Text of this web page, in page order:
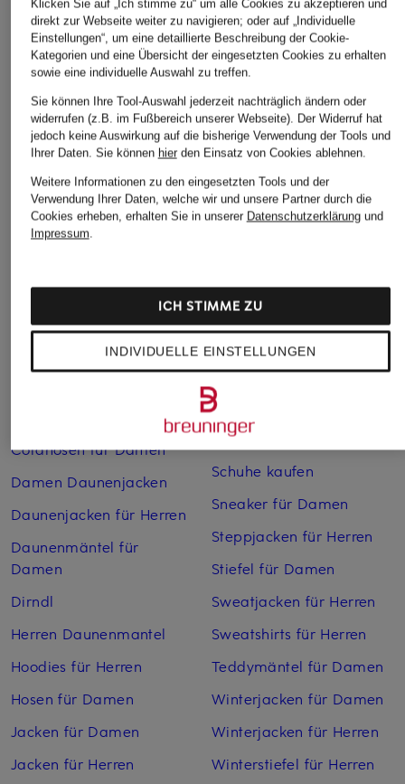
Weitere Kategorien
Bikinis Damen
Cargohosen für Herren
Chelsea Boots für Herren
Cordhosen für Damen
Damen Daunenjacken
Daunenjacken für Herren
Daunenmäntel für
Damen
Dirndl
Herren Daunenmantel
Hoodies für Herren
Hosen für Damen
Jacken für Damen
Jacken für Herren
Mäntel für Herren
Pullover für Herren
Rollkragenpullover für
Herren
Sandalen für Damen
Schuhe kaufen
Sneaker für Damen
Steppjacken für Herren
Stiefel für Damen
Sweatjacken für Herren
Sweatshirts für Herren
Teddymäntel für Damen
Winterjacken für Damen
Winterjacken für Herren
Winterstiefel für Herren
Klicken Sie auf „Ich stimme zu“ um alle Cookies zu akzeptieren und
direkt zur Webseite weiter zu navigieren; oder auf „Individuelle
Einstellungen“, um eine detaillierte Beschreibung der Cookie-
Kategorien und eine Übersicht der eingesetzten Cookies zu erhalten
sowie eine individuelle Auswahl zu treffen.
Sie können Ihre Tool-Auswahl jederzeit nachträglich ändern oder
widerrufen (z.B. im Fußbereich unserer Webseite). Der Widerruf hat
jedoch keine Auswirkung auf die bisherige Verwendung der Tools und
Ihrer Daten. Sie können hierden Einsatz von Cookies ablehnen.
Weitere Informationen zu den eingesetzten Tools und der
Verwendung Ihrer Daten, welche wir und unsere Partner durch die
Cookies erheben, erhalten Sie in unserer Datenschutzerklärungund
Impressum.
INDIVIDUELLE EINSTELLUNGEN
ICH STIMME ZU